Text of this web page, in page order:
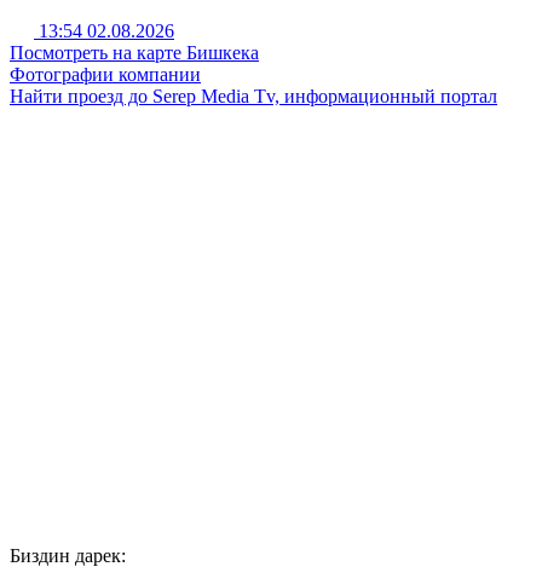
13:54 02.08.2026
Посмотреть на карте Бишкека
Фотографии компании
Найти проезд до Serep Media Tv, информационный портал
Биздин дарек: